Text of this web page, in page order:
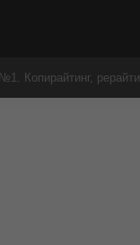
Копирайтинг,